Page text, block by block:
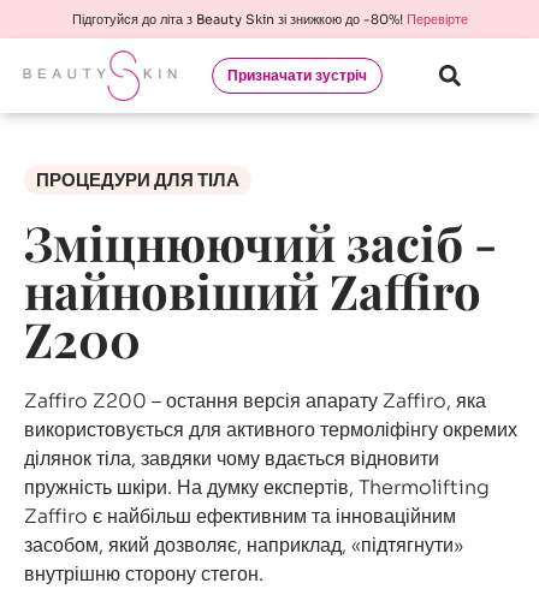
Підготуйся до літа з Beauty Skin зі знижкою до -80%! Перевірте
Призначати зустріч
ПРОЦЕДУРИ ДЛЯ ТІЛА
Зміцнюючий засіб -
найновіший Zaffiro
Z200
Zaffiro Z200 – остання версія апарату Zaffiro, яка
використовується для активного термоліфінгу окремих
ділянок тіла, завдяки чому вдається відновити
пружність шкіри. На думку експертів, Thermolifting
Zaffiro є найбільш ефективним та інноваційним
засобом, який дозволяє, наприклад, «підтягнути»
внутрішню сторону стегон.